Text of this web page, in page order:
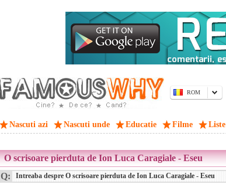
ROM
Nascuti azi Nascuti unde Educatie Filme Liste
O scrisoare pierduta de Ion Luca Caragiale - Eseu
Q: Intreaba despre O scrisoare pierduta de Ion Luca Caragiale - Eseu